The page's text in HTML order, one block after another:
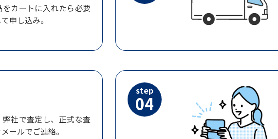
カートに入れたら必要
申し込み。
社で査定し、正式な査
ールでご連絡。
step
04